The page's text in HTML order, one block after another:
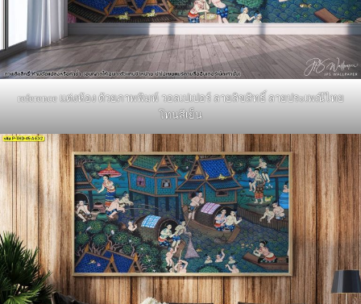
reference แต่งห้อง ด้วยภาพพิมพ์ วอลเปเปอร์ ลายลิขสิทธิ์ ลายประเพณีไทย
โทนสีเย็น